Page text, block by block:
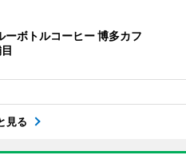
ーボトルコーヒー 博多カフ
見る